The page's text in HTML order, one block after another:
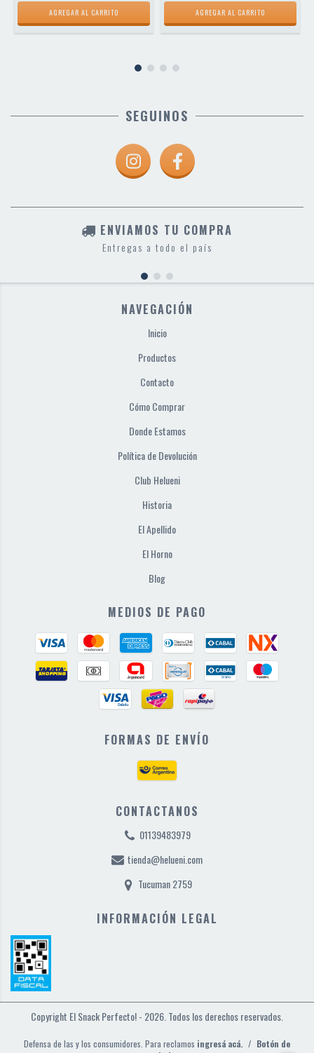
SEGUINOS
ENVIAMOS TU COMPRA
Entregas a todo el país
NAVEGACIÓN
Inicio
Productos
Contacto
Cómo Comprar
Donde Estamos
Política de Devolución
Club Helueni
Historia
El Apellido
El Horno
Blog
MEDIOS DE PAGO
FORMAS DE ENVÍO
CONTACTANOS
01139483979
tienda@helueni.com
Tucuman 2759
INFORMACIÓN LEGAL
Copyright El Snack Perfecto! - 2026. Todos los derechos reservados.
Defensa de las y los consumidores. Para reclamos ingresá acá. / Botón de